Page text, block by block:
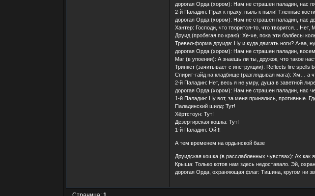
дорогая Орда (хором): Нам не страшен паладин, нас
2-й Паладин: Прах к праху, пыль к пыли! Тленные
дорогая Орда (хором): Нам не страшен паладин, нас
Хантер: Господи, что творится-то, что творится... Нет,
Друид (пробегая по краю): Хе-хе, пока эти балбесы
Тревел-форма друида: Ну и куда двигать ноги? А-аа,
дорогая Орда (хором): Нам не страшен паладин,
Маг (в упоении): А знаешь ли ты, дружок, что такое
Тринкет (зачитывает с инструкции): Reflects fire spells
Спирит-гайд на кладбище (разглядывая мага): Хм… а
2-й Паладин: Нет, весь я не умру, душа в заветной
дорогая Орда (хором): Нам не страшен паладин, нас
1-й Паладин: Ну вот, за меня принялись, противные.
Паладинский шилд: Тут!
Хёртстоун: Тут!
Дезертирская кошка: Тут!
1-й Паладин: Ой!!!
А тем временем на ордынской базе
Друидская кошка (в расслабленных чувствах): Ах
Крыша: Только котов нам здесь недоставало. Эй,
дорогая Орда, охраняющая флаг: Тишина, кругом ни